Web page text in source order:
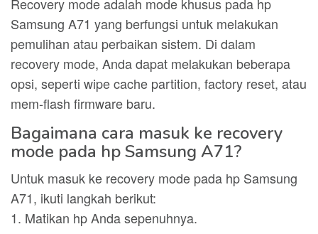
Samsung A71 yang berfungsi untuk melakukan
pemulihan atau perbaikan sistem. Di dalam
recovery mode, Anda dapat melakukan beberapa
opsi, seperti wipe cache partition, factory reset, atau
mem-flash firmware baru.
Bagaimana cara masuk ke recovery
mode pada hp Samsung A71?
Untuk masuk ke recovery mode pada hp Samsung
A71, ikuti langkah berikut:
1. Matikan hp Anda sepenuhnya.